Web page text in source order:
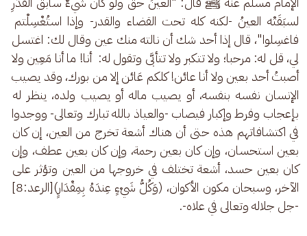
لسبَقَتْه العينُ -لكنه كله تحت القضاء والقدر- وإذا استُغْسِلْتم
فاغسِلوا"، قال إذا أحد شك أن نالته منك عين وقال لك: اغتسل
لي، قل له: مرحبا؛ ولا تتكبر ولا تتأبَّى وتقول له:  أنا! ما أنا مَعِين ولا
أصبتُ أحد بعين ولا أنا عائن! كلكم عَائن إلا من بورك، وقد يصيب
الإنسان نفسه بنفسه، أو يصيب ماله أو يصيب ولده، ينظر له
بإعجاب وفرط وإكبار فيصاب -والعياذ بالله تبارك وتعالى- ووجدوا
في اكتشافاتهم هذه حتى أن هناك أشعة تخرج من العين، إن كان
بعين استحسان، وإن كان بعين رحمة، وإن كان بعين عطف، وإن
كان بعين حسد، أشعة تختلف في خروجها من العين وتؤثر على
الآخر، وسبحان مكون الأكوان، (وَكُلُّ شَيْءٍ عِندَهُ بِمِقْدَارٍ)[الرعد:8]
-جل جلاله وتعالى في علاه-.